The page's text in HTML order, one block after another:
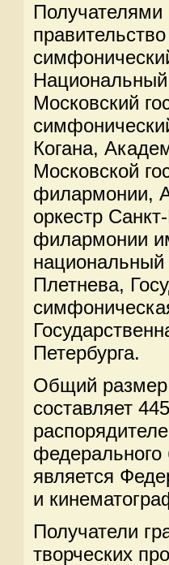
Получателями
Московский
Когана,
Московской
филармонии,
оркестр
филармонии
Плетнева,
Петербурга.
Общий размер
составляет
федерального
является
и
Получатели
творческих